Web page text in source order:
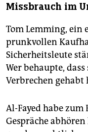
Missbrauch im
Tom Lemming, ein
prunkvollen
Sicherheitsleute
Wer behaupte,
Verbrechen gehabt
Al-Fayed habe
Gespräche